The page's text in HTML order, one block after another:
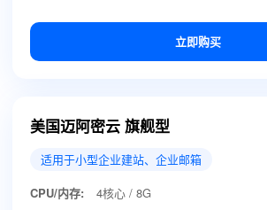
立即购买
美国迈阿密云 旗舰型
适用于小型企业建站、企业邮箱
CPU/内存:
4核心 / 8G